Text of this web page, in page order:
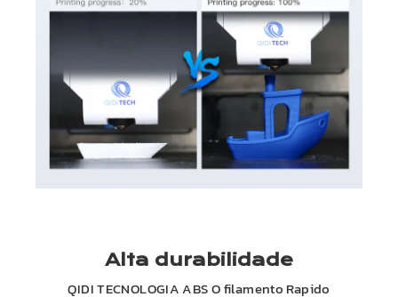
Alta durabilidade
QIDITECNOLOGIAABSO filamento Rapido